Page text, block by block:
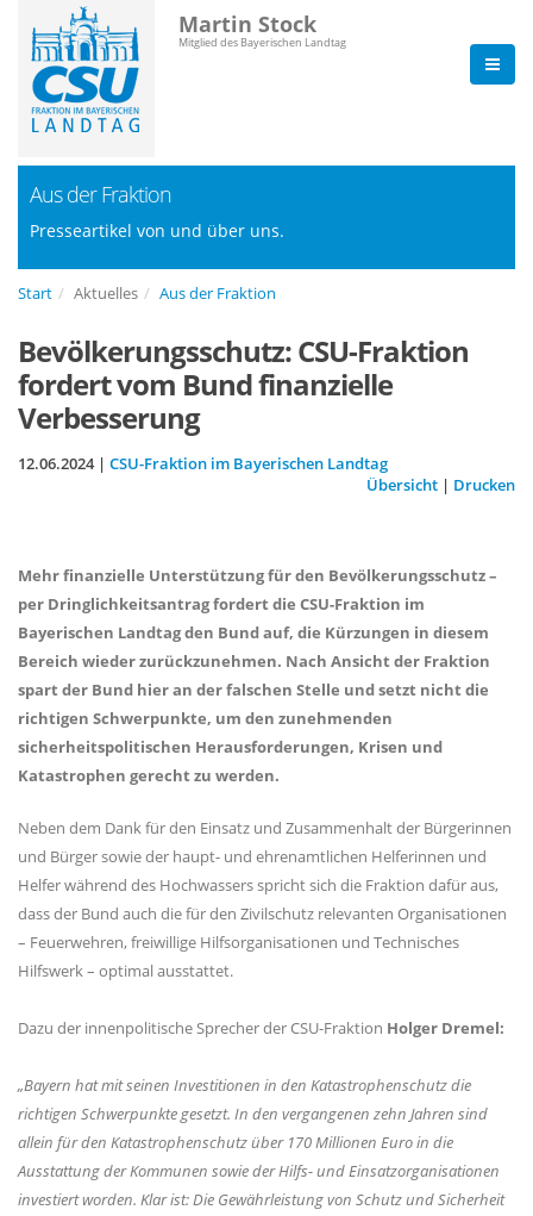
Martin Stock
Mitglied des Bayerischen Landtag
Aus der Fraktion
Presseartikel von und über uns.
Start Aktuelles Aus der Fraktion
Bevölkerungsschutz: CSU-Fraktion
fordert vom Bund finanzielle
Verbesserung
12.06.2024 | CSU-Fraktion im Bayerischen Landtag
Übersicht | Drucken
Mehr finanzielle Unterstützung für den Bevölkerungsschutz –
per Dringlichkeitsantrag fordert die CSU-Fraktion im
Bayerischen Landtag den Bund auf, die Kürzungen in diesem
Bereich wieder zurückzunehmen. Nach Ansicht der Fraktion
spart der Bund hier an der falschen Stelle und setzt nicht die
richtigen Schwerpunkte, um den zunehmenden
sicherheitspolitischen Herausforderungen, Krisen und
Katastrophen gerecht zu werden.
Neben dem Dank für den Einsatz und Zusammenhalt der Bürgerinnen
und Bürger sowie der haupt- und ehrenamtlichen Helferinnen und
Helfer während des Hochwassers spricht sich die Fraktion dafür aus,
dass der Bund auch die für den Zivilschutz relevanten Organisationen
– Feuerwehren, freiwillige Hilfsorganisationen und Technisches
Hilfswerk – optimal ausstattet.
Dazu der innenpolitische Sprecher der CSU-Fraktion Holger Dremel:
Bayern hat mit seinen Investitionen in den Katastrophenschutz die
richtigen Schwerpunkte gesetzt. In den vergangenen zehn Jahren sind
allein für den Katastrophenschutz über 170 Millionen Euro in die
Ausstattung der Kommunen sowie der Hilfs- und Einsatzorganisationen
investiert worden. Klar ist: Die Gewährleistung von Schutz und Sicherheit